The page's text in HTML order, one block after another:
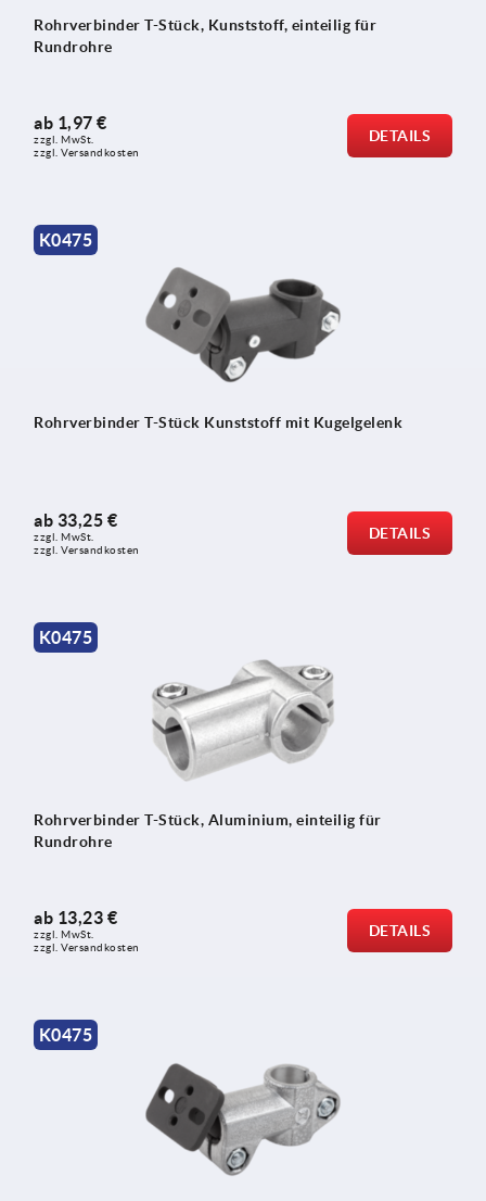
Rohrverbinder T-Stück, Kunststoff, einteilig für
Rundrohre
ab 1,97 €
zzgl. MwSt.
zzgl. Versandkosten
DETAILS
K0475
Rohrverbinder T-Stück Kunststoff mit Kugelgelenk
ab 33,25 €
zzgl. MwSt.
zzgl. Versandkosten
DETAILS
K0475
Rohrverbinder T-Stück, Aluminium, einteilig für
Rundrohre
ab 13,23 €
zzgl. MwSt.
zzgl. Versandkosten
DETAILS
K0475